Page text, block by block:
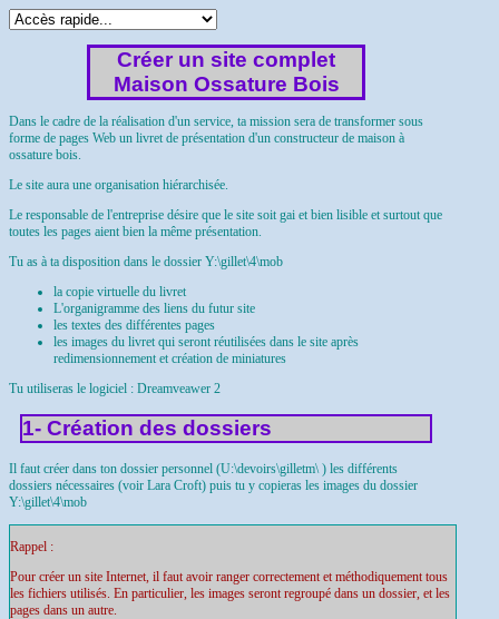
Créer un site complet
Maison Ossature Bois
Dans le cadre de la réalisation d'un service, ta mission sera de transformer sous
forme de pages Web un livret de présentation d'un constructeur de maison à
ossature bois.
Le site aura une organisation hiérarchisée.
Le responsable de l'entreprise désire que le site soit gai et bien lisible et surtout que
toutes les pages aient bien la même présentation.
Tu as à ta disposition dans le dossier Y:\gillet\4\mob
la copie virtuelle du livret
L'organigramme des liens du futur site
les textes des différentes pages
les images du livret qui seront réutilisées dans le site après
redimensionnement et création de miniatures
Tu utiliseras le logiciel : Dreamveawer 2
1- Création des dossiers
Il faut créer dans ton dossier personnel (U:\devoirs\gilletm\ ) les différents
dossiers nécessaires (voir Lara Croft) puis tu y copieras les images du dossier
Y:\gillet\4\mob
Rappel :
Pour créer un site Internet, il faut avoir ranger correctement et méthodiquement tous
les fichiers utilisés. En particulier, les images seront regroupé dans un dossier, et les
pages dans un autre.